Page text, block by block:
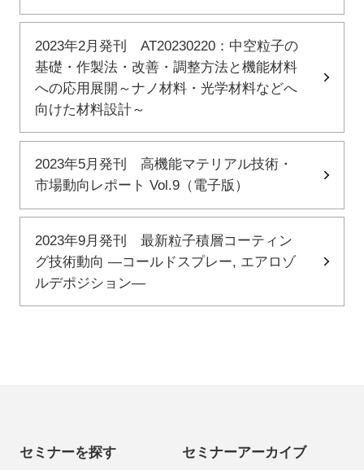
2023年2月発刊 AT20230220：中空粒子の
基礎・作製法・改善・調整方法と機能材料
への応用展開～ナノ材料・光学材料などへ
向けた材料設計～
2023年5月発刊 高機能マテリアル技術・
市場動向レポート Vol.9（電子版）
2023年9月発刊 最新粒子積層コーティン
グ技術動向 ―コールドスプレー, エアロゾ
ルデポジション―
セミナーを探す セミナーアーカイブ